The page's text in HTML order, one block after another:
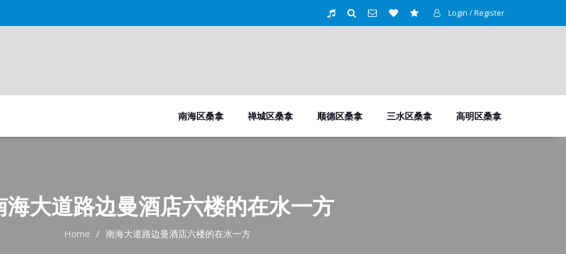
Login / Register
南海区桑拿 禅城区桑拿 顺德区桑拿 三水区桑拿 高明区桑拿
海大道路边曼酒店六楼的在水一方
Home 南海大道路边曼酒店六楼的在水一方